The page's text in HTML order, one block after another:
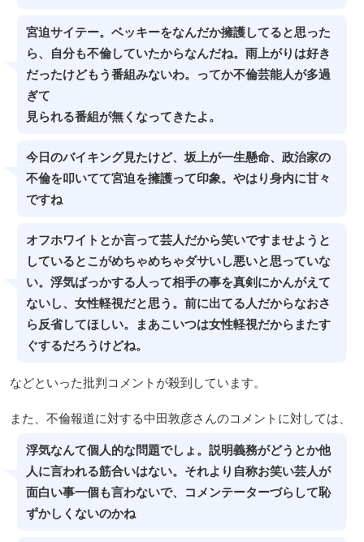
宮迫サイテー。ベッキーをなんだか擁護してると思った
ら、自分も不倫していたからなんだね。雨上がりは好き
だったけどもう番組みないわ。ってか不倫芸能人が多過
ぎて
見られる番組が無くなってきたよ。
今日のバイキング見たけど、坂上が一生懸命、政治家の
不倫を叩いてて宮迫を擁護って印象。やはり身内に甘々
ですね
オフホワイトとか言って芸人だから笑いですませようと
しているとこがめちゃめちゃダサいし悪いと思っていな
い。浮気ばっかする人って相手の事を真剣にかんがえて
ないし、女性軽視だと思う。前に出てる人だからなおさ
ら反省してほしい。まあこいつは女性軽視だからまたす
ぐするだろうけどね。
などといった批判コメントが殺到しています。
また、不倫報道に対する中田敦彦さんのコメントに対しては、
浮気なんて個人的な問題でしょ。説明義務がどうとか他
人に言われる筋合いはない。それより自称お笑い芸人が
面白い事一個も言わないで、コメンテーターづらして恥
ずかしくないのかね